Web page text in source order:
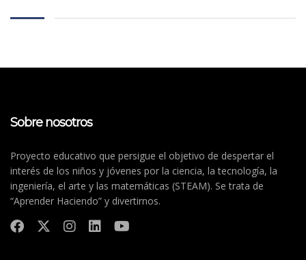
Sobre nosotros
Proyecto educativo que persigue el objetivo de despertar el
interés de los niños y jóvenes por la ciencia, la tecnología, la
ingeniería, el arte y las matemáticas (STEAM). Se trata de
“Aprender Haciendo” y divertirnos.